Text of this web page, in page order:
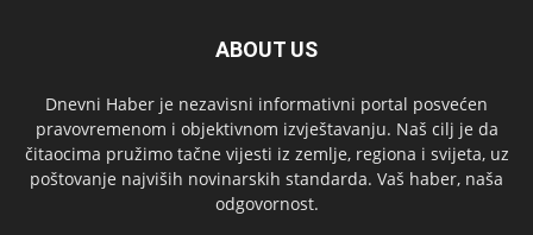
ABOUT US
Dnevni Haber je nezavisni informativni portal posvećen
pravovremenom i objektivnom izvještavanju. Naš cilj je da
čitaocima pružimo tačne vijesti iz zemlje, regiona i svijeta, uz
poštovanje najviših novinarskih standarda. Vaš haber, naša
odgovornost.